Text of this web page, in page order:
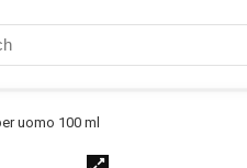
uomo 100 ml